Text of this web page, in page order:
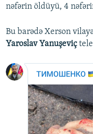
nəfərin öldüyü, 4
Bu barədə Xerson
Yaroslav Yanuşeviç